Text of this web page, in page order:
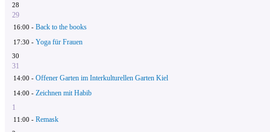
28
29
16:00 - Back to the books
17:30 - Yoga für Frauen
30
31
14:00 - Offener Garten im Interkulturellen Garten Kiel
14:00 - Zeichnen mit Habib
1
11:00 - Remask